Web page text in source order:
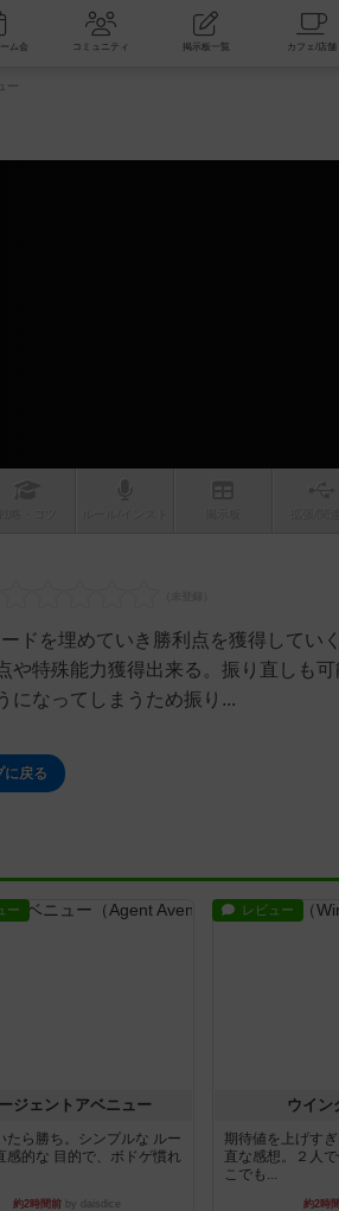
ボードゲーム会 コミュニティ 掲示板一覧
ー
ドを埋めていき勝利点を獲得してい
特殊能力獲得出来る。振り直しも可
になってしまうため振り...
に戻る
ー
ジェントアベニュー
たら勝ち。シンプルな ルー
感的な 目的で、ボドゲ慣れ
約2時間前by daisdice
レビュー
ウイン
期待値を上げす
直な感想。２人
こでも...
約2時